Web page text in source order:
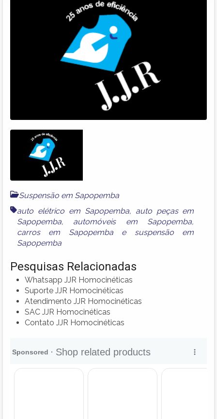
Suspensão em Sapopemba
auto elétrico em Sapopemba, auto peças em
Sapopemba, automóveis em Sapopemba,
carros em Sapopembae suspensão em
Sapopemba
Pesquisas Relacionadas
Whatsapp JJR Homocinéticas
Suporte JJR Homocinéticas
Atendimento JJR Homocinéticas
SAC JJR Homocinéticas
Contato JJR Homocinéticas